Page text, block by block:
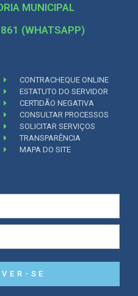
MUNICIPAL
(WHATSAPP)
CONTRACHEQUE ONLINE
ESTATUTO DO SERVIDOR
CERTIDÃO NEGATIVA
CONSULTAR PROCESSOS
SOLICITAR SERVIÇOS
TRANSPARÊNCIA
MAPA DO SITE
SE